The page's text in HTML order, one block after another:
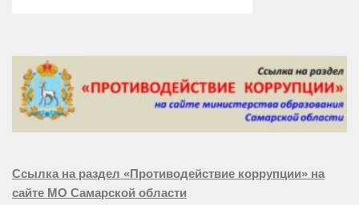
Ссылка на раздел «Противодействие коррупции» на
сайте МО Самарской области